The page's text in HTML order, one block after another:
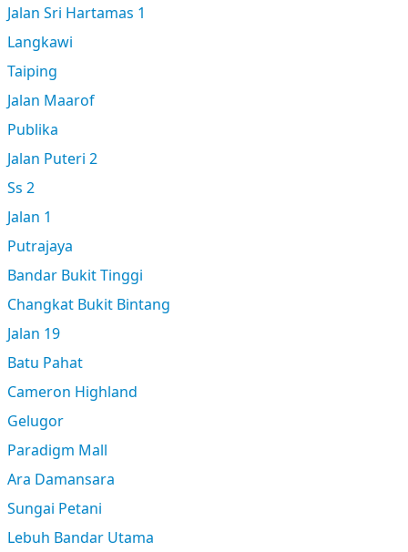
Jalan Sri Hartamas 1
Langkawi
Taiping
Jalan Maarof
Publika
Jalan Puteri 2
Ss 2
Jalan 1
Putrajaya
Bandar Bukit Tinggi
Changkat Bukit Bintang
Jalan 19
Batu Pahat
Cameron Highland
Gelugor
Paradigm Mall
Ara Damansara
Sungai Petani
Lebuh Bandar Utama